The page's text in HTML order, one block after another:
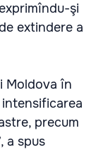
şi
extindere a
Moldova în
precum
a spus